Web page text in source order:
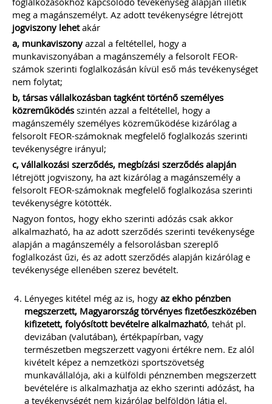
meg a magánszemélyt. Az adott tevékenységre létrejött
jogviszony lehetakár
a, munkaviszonyazzal a feltétellel, hogy a
munkaviszonyában a magánszemély a felsorolt FEOR-
számok szerinti foglalkozásán kívül eső más tevékenységet
nem folytat;
b, társas vállalkozásban tagként történő személyes
közreműködés szintén azzal a feltétellel, hogy a
magánszemély személyes közreműködése kizárólag a
felsorolt FEOR-számoknak megfelelő foglalkozás szerinti
tevékenységre irányul;
c, vállalkozási szerződés, megbízási szerződés alapján
létrejött jogviszony, ha azt kizárólag a magánszemély a
felsorolt FEOR-számoknak megfelelő foglalkozása szerinti
tevékenységre kötötték.
Nagyon fontos, hogy ekho szerinti adózás csak akkor
alkalmazható, ha az adott szerződés szerinti tevékenysége
alapján a magánszemély a felsorolásban szereplő
foglalkozást űzi, és az adott szerződés alapján kizárólag e
tevékenysége ellenében szerez bevételt.
Lényeges kitétel még az is, hogy az ekho pénzben
megszerzett, Magyarország törvényes fizetőeszközében
kifizetett, folyósított bevételre alkalmazható, tehát pl.
devizában (valutában), értékpapírban, vagy
természetben megszerzett vagyoni értékre nem. Ez alól
kivételt képez a nemzetközi sportszövetség
munkavállalója, aki a külföldi pénznemben megszerzett
bevételére is alkalmazhatja az ekho szerinti adózást, ha
a tevékenységét nem kizárólag belföldön látja el.